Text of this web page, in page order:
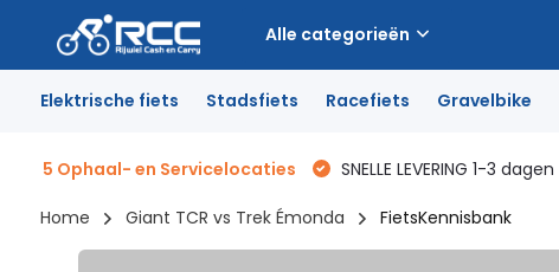
Alle categorieën
Elektrische fiets Stadsfiets Racefiets Gravelbike
5 Ophaal- en Servicelocaties SNELLE LEVERING 1-3 dagen
Home Giant TCR vs Trek Émonda FietsKennisbank